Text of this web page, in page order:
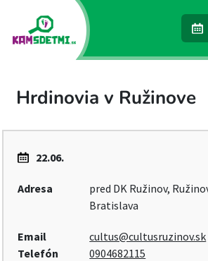
Hrdinovia v Ružinove
22.06.
Adresa
pred DK Ružinov,
Bratislava
Email
cultus@cultusruzinov.sk
Telefón
0904682115